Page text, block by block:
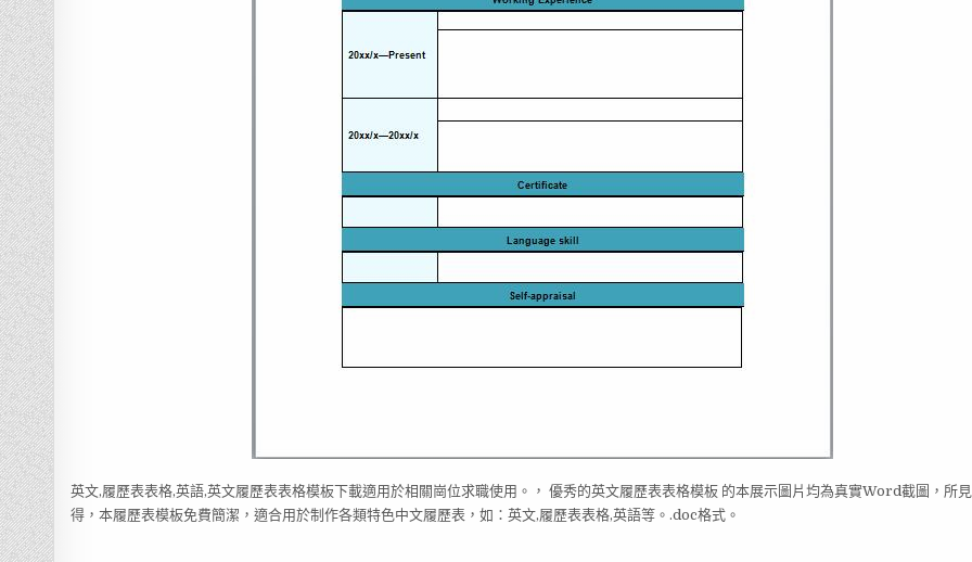
英文,履歷表表格,英語,英文履歷表表格模板下載適用於相關崗位求職使用。， 優秀的英文履歷表表格模板 的本展示圖片均為真實Word截圖，所
得，本履歷表模板免費簡潔，適合用於制作各類特色中文履歷表，如：英文,履歷表表格,英語等。.doc格式。